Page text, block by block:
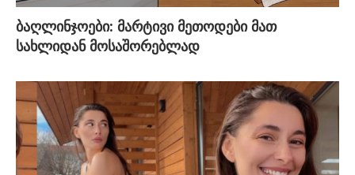
ბაღლინჯოები: მარტივი მეთოდები მათ
სახლიდან მოსაშორებლად